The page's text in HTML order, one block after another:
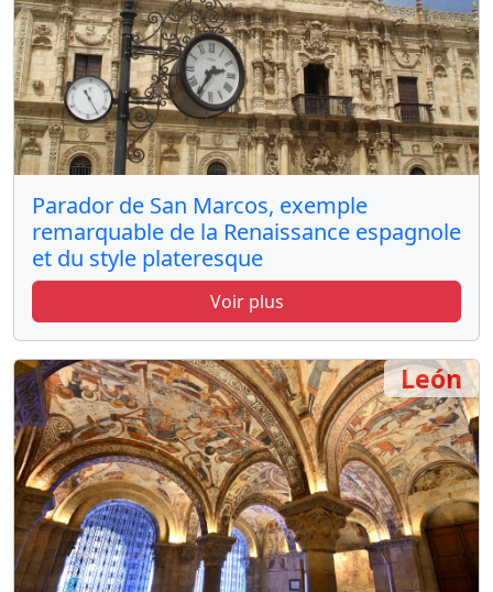
Parador de San Marcos, exemple
remarquable de la Renaissance espagnole
et du style plateresque
Voir plus
León